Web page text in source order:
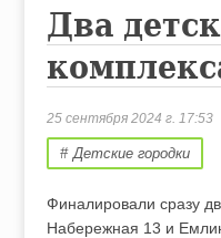
Два
25 сентября 2024 г. 17:53
Детские городки
Финалировали сразу
Набережная 13 и